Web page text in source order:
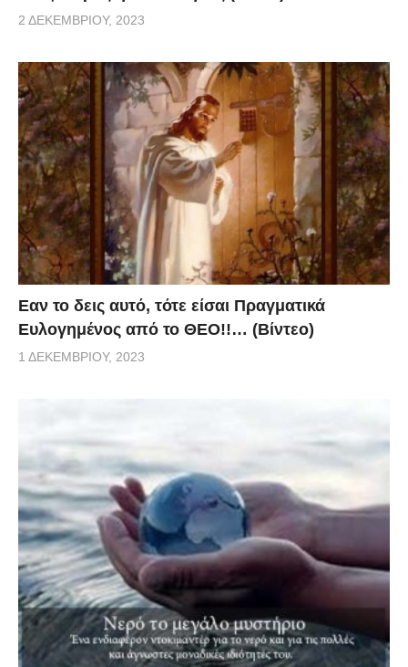
2 ΔΕΚΕΜΒΡΊΟΥ, 2023
Eαν το δεις αυτό, τότε είσαι Πραγματικά
Ευλογημένος από το ΘΕΟ!!… (Βίντεο)
1 ΔΕΚΕΜΒΡΊΟΥ, 2023